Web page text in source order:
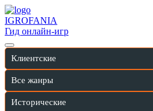
IGROFANIA
Гид онлайн-игр
Клиентские
Все жанры
Исторические